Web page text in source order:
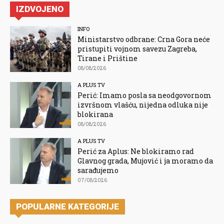
IZDVOJENO
INFO
Ministarstvo odbrane: Crna Gora neće
pristupiti vojnom savezu Zagreba,
Tirane i Prištine
08/08/2026
A PLUS TV
Perić: Imamo posla sa neodgovornom
izvršnom vlašću, nijedna odluka nije
blokirana
08/08/2026
A PLUS TV
Perić za Aplus: Ne blokiramo rad
Glavnog grada, Mujović i ja moramo da
sarađujemo
07/08/2026
POPULARNE KATEGORIJE